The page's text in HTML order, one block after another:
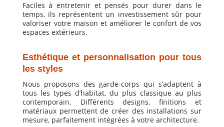
Faciles à entretenir et pensés pour durer dans le
temps, ils représentent un investissement sûr pour
valoriser votre maison et améliorer le confort de vos
espaces extérieurs.
Esthétique et personnalisation pour tous
les styles
Nous proposons des garde-corps qui s’adaptent à
tous les types d’habitat, du plus classique au plus
contemporain. Différents designs, finitions et
matériaux permettent de créer des installations sur
mesure, parfaitement intégrées à votre architecture.